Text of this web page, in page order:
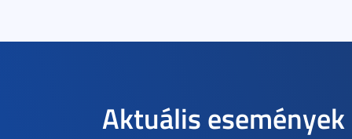
Aktuális események